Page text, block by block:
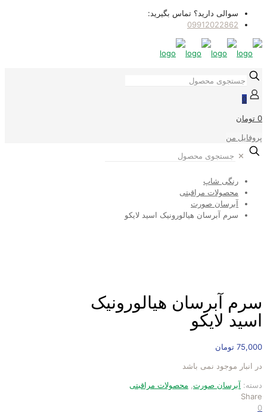
سوالی دارید؟ تماس بگیرید:
09912022862
0
0 تومان
پروفایل من
✕
رنگی شاپ
محصولات مراقبتی
آبرسان صورت
سرم آبرسان هیالورونیک اسید لایکو
سرم آبرسان هیالورونیک
اسید لایکو
75,000 تومان
در انبار موجود نمی باشد
دسته: آبرسان صورت محصولات مراقبتی
Share
0